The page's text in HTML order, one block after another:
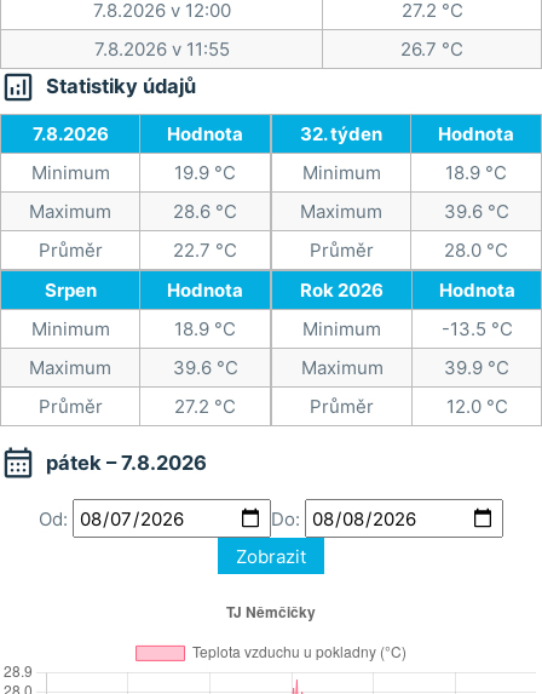
7.8.2026 v 12:00
27.2 °C
7.8.2026 v 11:55
26.7 °C
 Statistiky údajů
7.8.2026
Hodnota
Minimum
19.9 °C
Maximum
28.6 °C
Průměr
22.7 °C
32. týden
Hodnota
Minimum
18.9 °C
Maximum
39.6 °C
Průměr
28.0 °C
Srpen
Hodnota
Minimum
18.9 °C
Maximum
39.6 °C
Průměr
27.2 °C
Rok 2026
Hodnota
Minimum
-13.5 °C
Maximum
39.9 °C
Průměr
12.0 °C
 pátek – 7.8.2026
Od:
Do:
Zobrazit